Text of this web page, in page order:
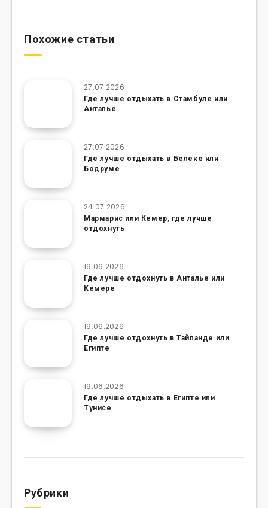
Похожие статьи
27.07.2026
Где лучше отдыхать в Стамбуле или
Анталье
27.07.2026
Где лучше отдыхать в Белеке или
Бодруме
24.07.2026
Мармарис или Кемер, где лучше
отдохнуть
19.06.2026
Где лучше отдохнуть в Анталье или
Кемере
19.06.2026
Где лучше отдохнуть в Тайланде или
Египте
19.06.2026
Где лучше отдыхать в Египте или
Тунисе
Рубрики